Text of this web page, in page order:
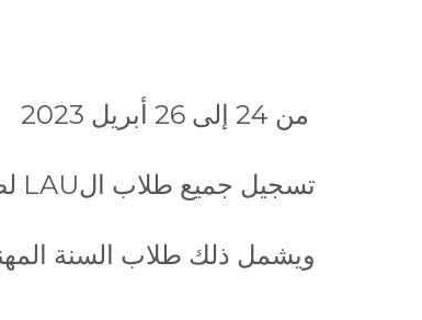
من 24 إلى 26 أبريل 2023
تسجيل جميع طلاب الLAU لصيف 2023
ويشمل ذلك طلاب السنة